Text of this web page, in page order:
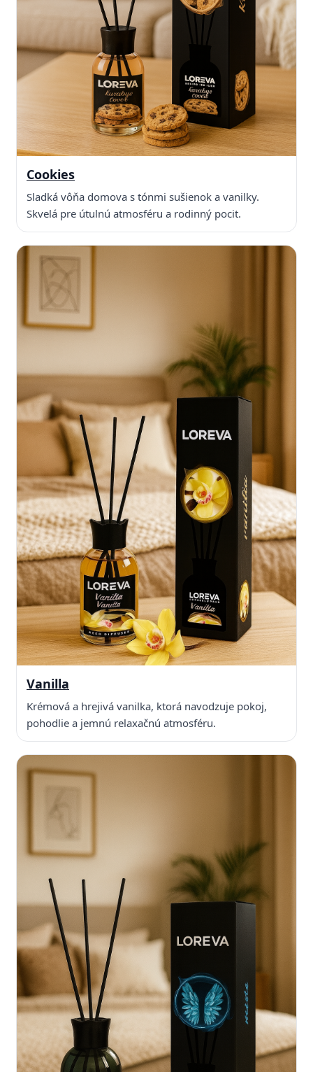
Cookies
Sladká vôňa domova s tónmi sušienok a vanilky.
Skvelá pre útulnú atmosféru a rodinný pocit.
Vanilla
Krémová a hrejivá vanilka, ktorá navodzuje pokoj,
pohodlie a jemnú relaxačnú atmosféru.